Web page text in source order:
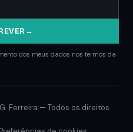
→
dos meus dados nos termos da
Ferreira — Todos os direitos